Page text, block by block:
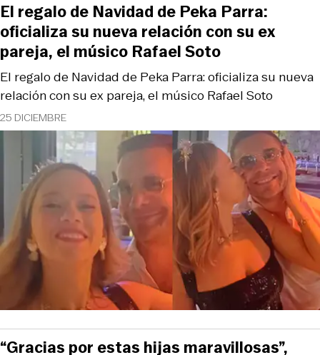
25 DICIEMBRE
El regalo de Navidad de Peka Parra: oficializa su nueva
relación con su ex pareja, el músico Rafael Soto
El regalo de Navidad de Peka Parra:
oficializa su nueva relación con su ex
pareja, el músico Rafael Soto
“Gracias por estas hijas maravillosas”,